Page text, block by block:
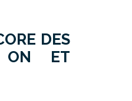
DES
ON ET